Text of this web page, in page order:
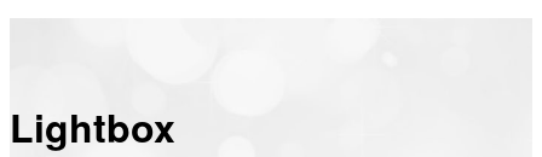
Lightbox